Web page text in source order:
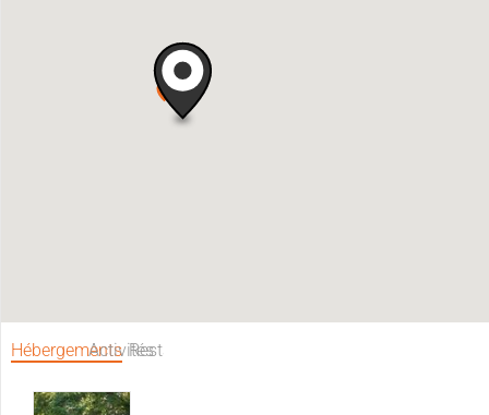
HébergementsActivitésRestaurants